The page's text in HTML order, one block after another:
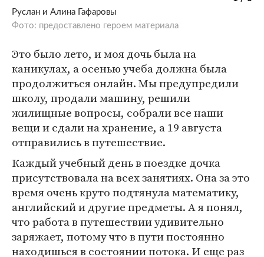
Руслан и Алина Гафаровы
Фото: предоставлено героем материала
Это было лето, и моя дочь была на
каникулах, а осенью учеба должна была
продолжиться онлайн. Мы предупредили
школу, продали машину, решили
жилищные вопросы, собрали все наши
вещи и сдали на хранение, а 19 августа
отправились в путешествие.
Каждый учебный день в поездке дочка
присутствовала на всех занятиях. Она за это
время очень круто подтянула математику,
английский и другие предметы. А я понял,
что работа в путешествии удивительно
заряжает, потому что в пути постоянно
находишься в состоянии потока. И еще раз